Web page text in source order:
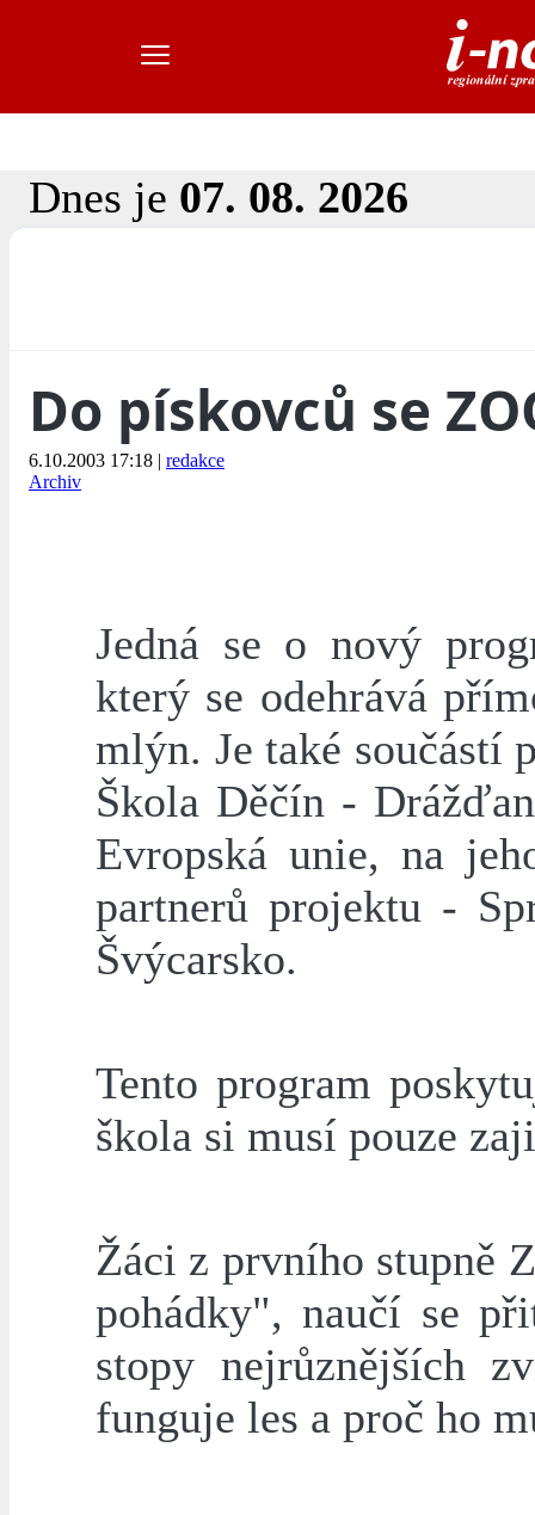
Dnes je 07. 08. 2026
Do pískovců se
6.10.2003 17:18 | redakce
Archiv
Jedná se o nový
který se odehrává
mlýn. Je také součástí
Škola Děčín -
Evropská unie, na
partnerů projektu -
Švýcarsko.
Tento program
škola si musí pouze
Žáci z prvního stupně
pohádky", naučí se
stopy nejrůznějších
funguje les a proč ho